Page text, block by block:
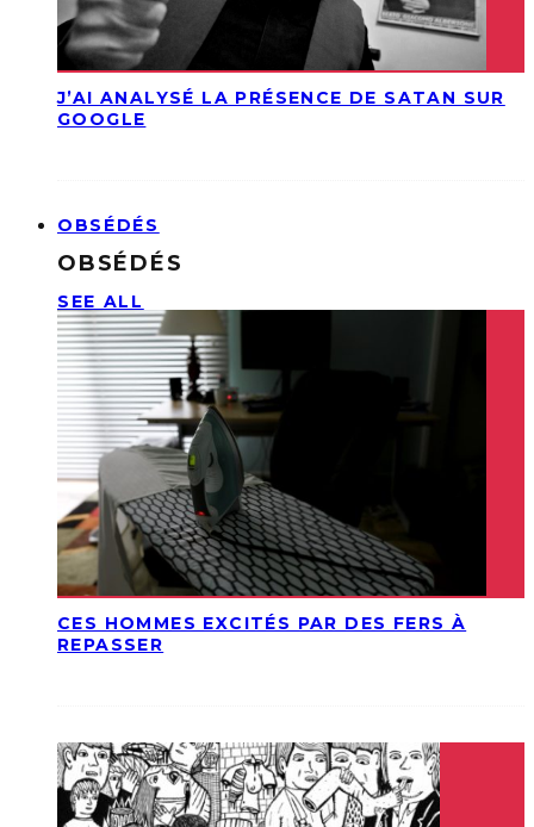
J’AI ANALYSÉ LA PRÉSENCE DE SATAN SUR
GOOGLE
OBSÉDÉS
OBSÉDÉS
SEE ALL
CES HOMMES EXCITÉS PAR DES FERS À
REPASSER